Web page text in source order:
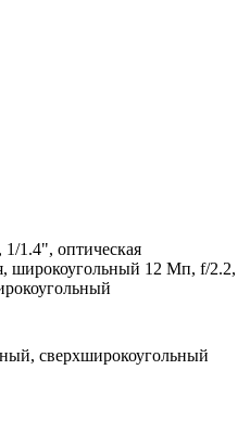
1.4", оптическая
широкоугольный 12 Мп, f/2.2,
сверхширокоугольный